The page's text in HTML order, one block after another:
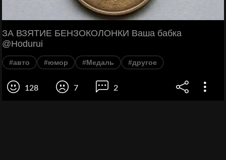
ЗА ВЗЯТИЕ БЕНЗОКОЛОНКИ Ваша бабка
@Hodurui
#авто #юмор #Медаль #другое
128 7 2